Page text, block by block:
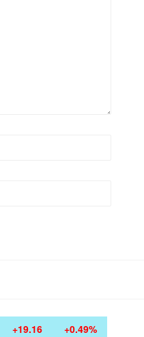
+19.16 +0.49%